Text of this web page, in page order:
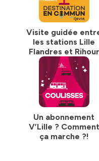
Visite guidée
les stations Lille
Flandres et Rihour
Un abonnement
V’Lille ? Comment
ça marche ?!